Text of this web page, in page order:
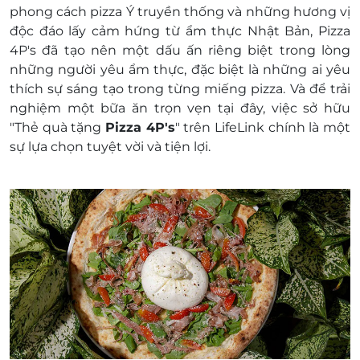
Phú Celadon, 30 Tân Thắng, Sơn Kỳ, Quận Tân Phú,
Hồ Chí Minh
Hẻm 493 Nơ Trang Long, Phường 13, Quận Bình
Thạnh, Hồ Chí Minh
121 Tên Lửa, Bình Trị Đông B, Quận Bình Tân, Hồ Chí
Minh
Số 13 Tân Thuận Đông, Quận 7, Hồ Chí Minh
151B Hai Bà Trưng, phường 6, Quận 3, Hồ Chí Minh
Bình Dương
Lô M3, Tầng trệt, Khu phức hợp Hikari, Tạo Lực 2, 4
Khu Đô Thị Mới, Thủ Dầu Một, Bình Dương
Đà Nẵng
8 Hoàng Văn Thụ, Quận Hải Châu, Đà Nẵng
Hải Phòng
10 Võ Nguyên Giáp, Kênh Dương, Quận Lê Chân, Hải
khách hàng và nhà cung cấp.
LifeLink có quyền sửa chữa hoặc thay đổi điều
khoản và điều kiện sử dụng mà không thông
báo trước.
Địa điểm sử dụng:
https://docs.google.com/spreadsheets/d/
gid=1689559711#gid=1689559711
phong cách pizza Ý truyền thống và những hương vị
độc đáo lấy cảm hứng từ ẩm thực Nhật Bản, Pizza
4P's đã tạo nên một dấu ấn riêng biệt trong lòng
những người yêu ẩm thực, đặc biệt là những ai yêu
thích sự sáng tạo trong từng miếng pizza. Và để trải
nghiệm một bữa ăn trọn vẹn tại đây, việc sở hữu
"Thẻ quà tặng Pizza 4P's" trên LifeLink chính là một
sự lựa chọn tuyệt vời và tiện lợi.